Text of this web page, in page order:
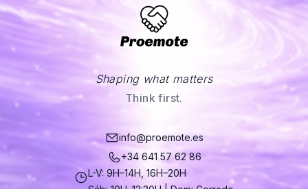
Shaping what matters
Think first.
info@proemote.es
+34 641 57 62 86
L-V: 9H–14H, 16H–20H